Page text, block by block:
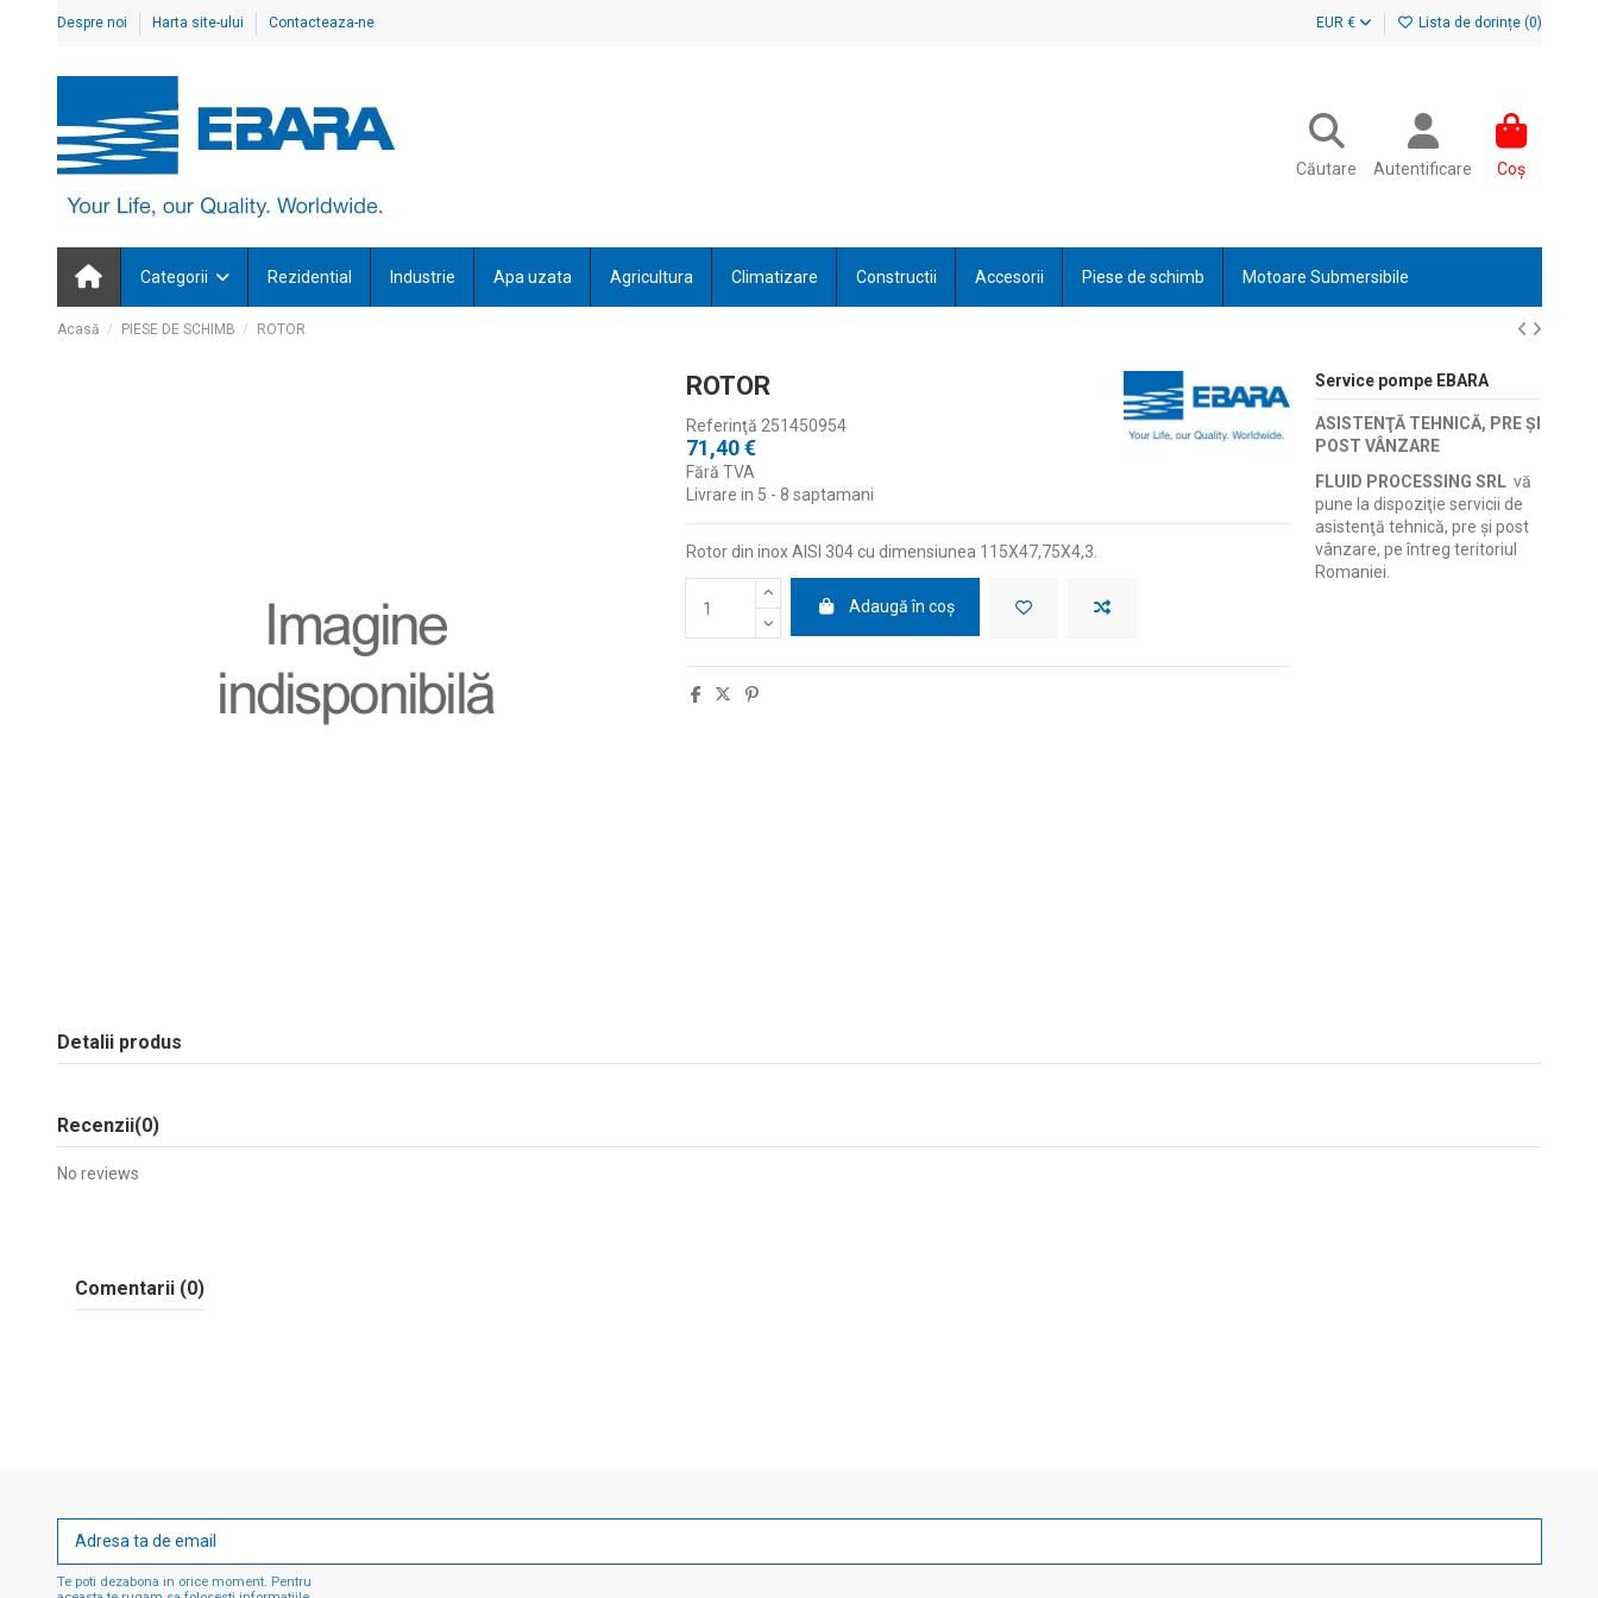
Despre noi Harta site-ului Contacteaza-ne EUR € Lista de dorințe (0)
Căutare Autentificare Coș
Categorii Rezidential Industrie Apa uzata Agricultura Climatizare Constructii Accesorii Piese de schimb Motoare Submersibile
Acasă PIESE DE SCHIMB ROTOR
ROTOR
Referinţă 251450954
71,40 €
Fără TVA
Livrare in 5 - 8 saptamani
Rotor din inox AISI 304 cu dimensiunea 115X47,75X4,3.
Adaugă în coș
Service pompe EBARA
ASISTENŢĂ TEHNICĂ, PRE ŞI
POST VÂNZARE
FLUID PROCESSING SRLvă
pune la dispoziţie servicii de
asistenţă tehnică, pre şi post
vânzare, pe întreg teritoriul
Romaniei.
Detalii produs
Recenzii(0)
No reviews
Comentarii (0)
Te poti dezabona in orice moment. Pentru